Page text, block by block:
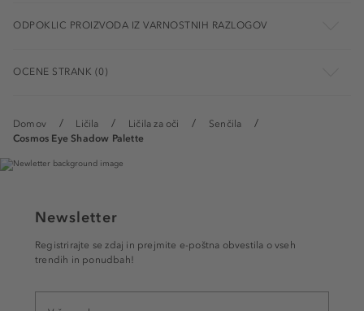
Domov Ličila Ličila za oči
Senčila
Cosmos Eye Shadow Palette
ODPOKLIC PROIZVODA IZ VARNOSTNIH RAZLOGOV
OCENE STRANK (0)
Newsletter
Registrirajte se zdaj in prejmite e-poštna obvestila o vseh
trendih in ponudbah!